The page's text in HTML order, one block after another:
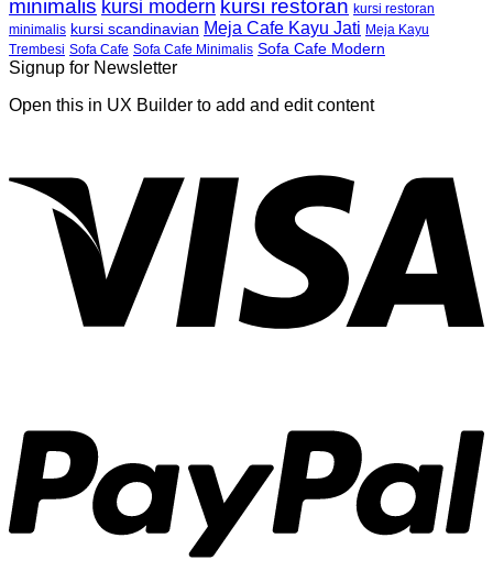
minimalis kursi modern kursi restoran kursi restoran
minimalis kursi scandinavian Meja Cafe Kayu Jati Meja Kayu
Trembesi Sofa Cafe Sofa Cafe Minimalis Sofa Cafe Modern
Signup for Newsletter
Open this in UX Builder to add and edit content